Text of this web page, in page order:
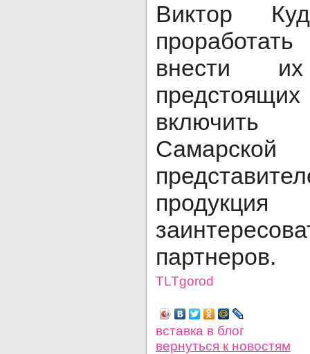
Виктор
внести
продукция
партнеров.
TLTgorod
вставка в блог
вернуться к новостям